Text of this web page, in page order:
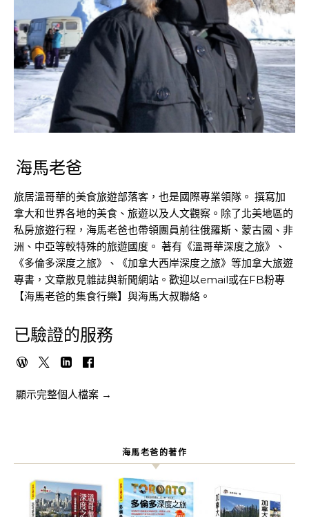
海馬老爸
旅居溫哥華的美食旅遊部落客，也是國際專業領隊。 撰寫加
拿大和世界各地的美食、旅遊以及人文觀察。除了北美地區的
私房旅遊行程，海馬老爸也帶領團員前往俄羅斯、蒙古國、非
洲、中亞等較特殊的旅遊國度。 著有《溫哥華深度之旅》、
《多倫多深度之旅》、《加拿大西岸深度之旅》等加拿大旅遊
專書，文章散見雜誌與新聞網站。歡迎以email或在FB粉專
【海馬老爸的集食行樂】與海馬大叔聯絡。
已驗證的服務
顯示完整個人檔案 →
海馬老爸的著作